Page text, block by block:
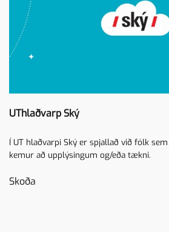
UThlaðvarp Ský
Í UT hlaðvarpi Ský er spjallað við fólk
kemur að upplýsingum og/eða tækni.
Skoða